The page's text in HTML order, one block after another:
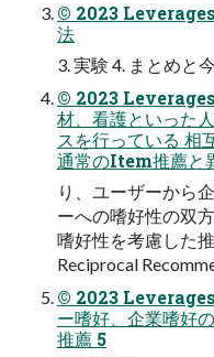
© 2023 Leverages
法
3. 実験 4. まとめと
© 2023
材、看護といった
スを行っている 相
通常のItem推薦と
り、ユーザーから
ーへの嗜好性の双
嗜好性を考慮した
Reciprocal
© 2023 Leverages
ー嗜好、企業嗜好
推薦 5